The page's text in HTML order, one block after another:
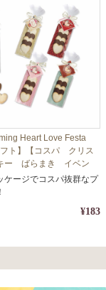
Heart Love Festa
フト】【コスパ クリス
ー ばらまき イベン
ー バレンタインデ
ケージでコスパ抜群なプ
¥183